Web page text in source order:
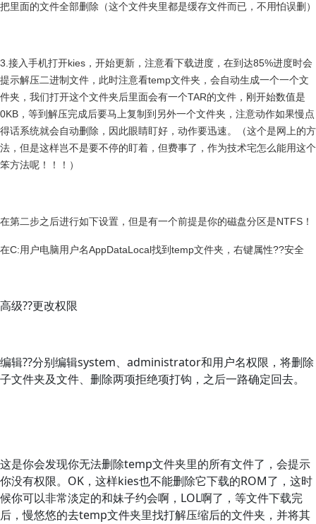
把里面的文件全部删除（这个文件夹里都是缓存文件而已，不用怕误删）
3.接入手机打开kies，开始更新，注意看下载进度，在到达85%进度时会
提示解压二进制文件，此时注意看temp文件夹，会自动生成一个一个文
件夹，我们打开这个文件夹后里面会有一个TAR的文件，刚开始数值是
0KB，等到解压完成后要马上复制到另外一个文件夹，注意动作如果慢点
得话系统就会自动删除，因此眼睛盯好，动作要迅速。
（这个是网上的方
法，但是这样岂不是要不停的盯着，但费事了，作为技术宅怎么能用这个
笨方法呢！！！）
在第二步之后进行如下设置，但是有一个前提是你的磁盘分区是NTFS！
在C:用户电脑用户名AppDataLocal找到temp文件夹，右键属性??安全
高级??更改权限
编辑??分别编辑system、administrator和用户名权限，将删除
子文件夹及文件、删除两项拒绝项打钩，之后一路确定回去。
这是你会发现你无法删除temp文件夹里的所有文件了，会提示
你没有权限。OK，这样kies也不能删除它下载的ROM了，这时
候你可以非常淡定的和妹子约会啊，LOL啊了，等文件下载完
后，慢悠悠的去temp文件夹里找打解压缩后的文件夹，并将其